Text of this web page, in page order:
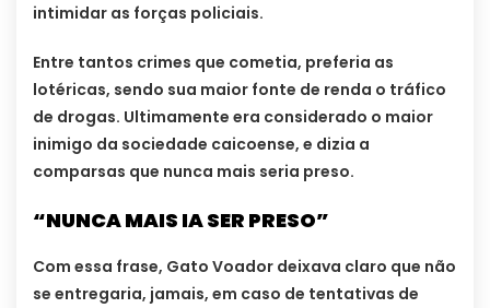
intimidar as forças policiais.
Entre tantos crimes que cometia, preferia as
lotéricas, sendo sua maior fonte de renda o tráfico
de drogas. Ultimamente era considerado o maior
inimigo da sociedade caicoense, e dizia a
comparsas que nunca mais seria preso.
“NUNCA MAIS IA SER PRESO”
Com essa frase, Gato Voador deixava claro que não
se entregaria, jamais, em caso de tentativas de